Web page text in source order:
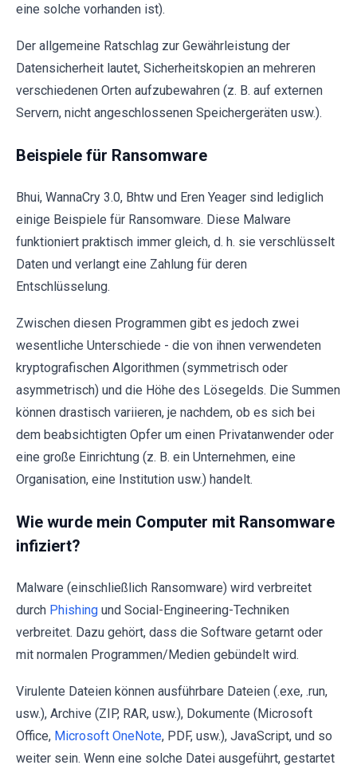
eine solche vorhanden ist).
Der allgemeine Ratschlag zur Gewährleistung der
Datensicherheit lautet, Sicherheitskopien an mehreren
verschiedenen Orten aufzubewahren (z. B. auf externen
Servern, nicht angeschlossenen Speichergeräten usw.).
Beispiele für Ransomware
Bhui, WannaCry 3.0, Bhtw und Eren Yeager sind lediglich
einige Beispiele für Ransomware. Diese Malware
funktioniert praktisch immer gleich, d. h. sie verschlüsselt
Daten und verlangt eine Zahlung für deren
Entschlüsselung.
Zwischen diesen Programmen gibt es jedoch zwei
wesentliche Unterschiede - die von ihnen verwendeten
kryptografischen Algorithmen (symmetrisch oder
asymmetrisch) und die Höhe des Lösegelds. Die Summen
können drastisch variieren, je nachdem, ob es sich bei
dem beabsichtigten Opfer um einen Privatanwender oder
eine große Einrichtung (z. B. ein Unternehmen, eine
Organisation, eine Institution usw.) handelt.
Wie wurde mein Computer mit Ransomware
infiziert?
Malware (einschließlich Ransomware) wird verbreitet
durch Phishing und Social-Engineering-Techniken
verbreitet. Dazu gehört, dass die Software getarnt oder
mit normalen Programmen/Medien gebündelt wird.
Virulente Dateien können ausführbare Dateien (.exe, .run,
usw.), Archive (ZIP, RAR, usw.), Dokumente (Microsoft
Office, Microsoft OneNote, PDF, usw.), JavaScript, und so
weiter sein. Wenn eine solche Datei ausgeführt, gestartet